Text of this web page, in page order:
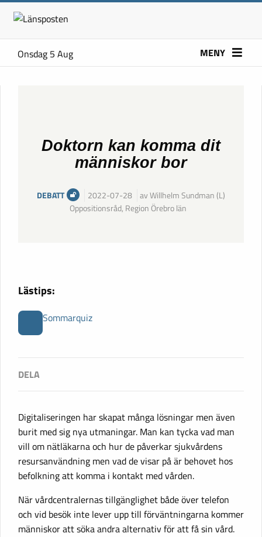
Onsdag 5 Aug MENY
Doktorn kan komma dit
människor bor
DEBATT 2022-07-28
av Willhelm Sundman (L)
Oppositionsråd, Region Örebro län
Lästips:
Sommarquiz
Digitaliseringen har skapat många lösningar men även
burit med sig nya utmaningar. Man kan tycka vad man
vill om nätläkarna och hur de påverkar sjukvårdens
resursanvändning men vad de visar på är behovet hos
befolkning att komma i kontakt med vården.
När vårdcentralernas tillgänglighet både över telefon
och vid besök inte lever upp till förväntningarna kommer
människor att söka andra alternativ för att få sin vård.